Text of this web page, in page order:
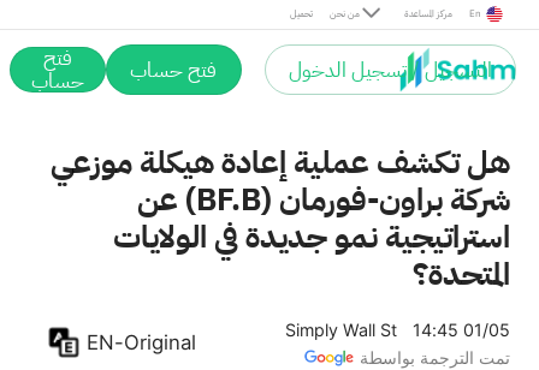
تحميل من نحن مركز المساعدة En
التسجيل / تسجيل الدخول فتح حساب فتح
حساب
هل تكشف عملية إعادة هيكلة موزعي
شركة براون-فورمان (BF.B) عن
استراتيجية نمو جديدة في الولايات
المتحدة؟
Simply Wall St
14:45 01/05
تمت الترجمة بواسطة
EN-Original